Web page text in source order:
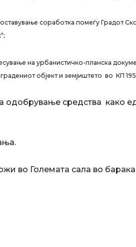
соработка помеѓу Градот
на урбанистичко-планска
објект и земјиштето во КП
одобрување средства како
во Големата сала во барака